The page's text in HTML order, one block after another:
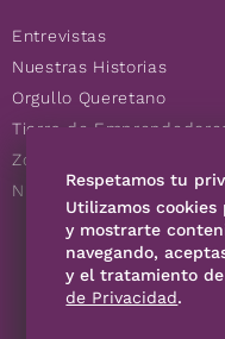
Entrevistas
Nuestras Historias
Orgullo Queretano
Tierra de
Zoociales
Nuevos Queretanos
Respetamos tu
Utilizamos
y mostrarte
navegando,
y el tratamiento
de Privacidad.